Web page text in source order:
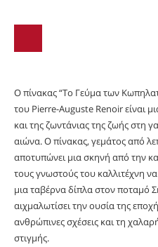
Ο πίνακας “Το Γεύμα των
του Pierre-Auguste Renoir είναι
και της ζωντάνιας της ζωής στη
αιώνα. Ο πίνακας, γεμάτος από
αποτυπώνει μια σκηνή από την
τους γνωστούς του καλλιτέχνη
μια ταβέρνα δίπλα στον ποταμό
αιχμαλωτίσει την ουσία της
ανθρώπινες σχέσεις και τη
στιγμής.